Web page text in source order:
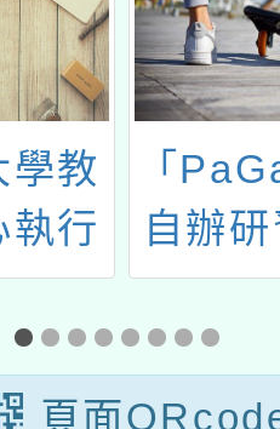
學教
執行
辦理
高級
校教
「
自辦
老厶
霸！
用
頁面